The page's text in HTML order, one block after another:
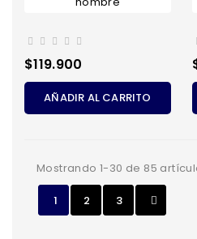
Precio
$119.900
AÑADIR AL CARRITO
Mostrando 1-30 de 85
1 2 3